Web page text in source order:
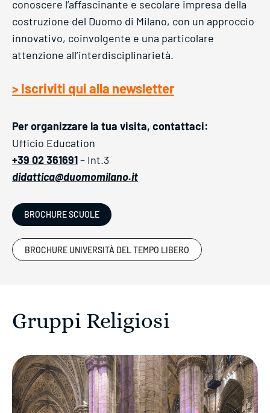
conoscere l’affascinante e secolare impresa della
costruzione del Duomo di Milano, con un approccio
innovativo, coinvolgente e una particolare
attenzione all’interdisciplinarietà.
> Iscriviti qui alla newsletter
Per organizzare la tua visita, contattaci:
Ufficio Education
+39 02 361691– Int.3
didattica@duomomilano.it
BROCHURE SCUOLE
BROCHURE UNIVERSITÀ DEL TEMPO LIBERO
Gruppi Religiosi